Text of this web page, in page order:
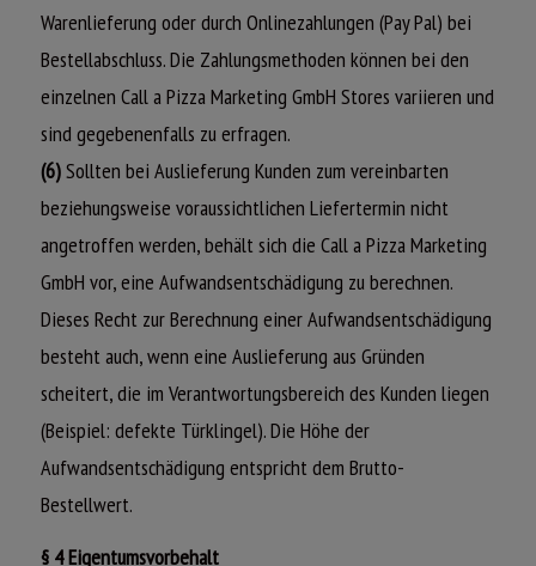
Warenlieferung oder durch Onlinezahlungen (Pay Pal) bei
Bestellabschluss. Die Zahlungsmethoden können bei den
einzelnen Call a Pizza Marketing GmbH Stores variieren und
sind gegebenenfalls zu erfragen.
(6)Sollten bei Auslieferung Kunden zum vereinbarten
beziehungsweise voraussichtlichen Liefertermin nicht
angetroffen werden, behält sich die Call a Pizza Marketing
GmbH vor, eine Aufwandsentschädigung zu berechnen.
Dieses Recht zur Berechnung einer Aufwandsentschädigung
besteht auch, wenn eine Auslieferung aus Gründen
scheitert, die im Verantwortungsbereich des Kunden liegen
(Beispiel: defekte Türklingel). Die Höhe der
Aufwandsentschädigung entspricht dem Brutto-
Bestellwert.
§ 4 Eigentumsvorbehalt